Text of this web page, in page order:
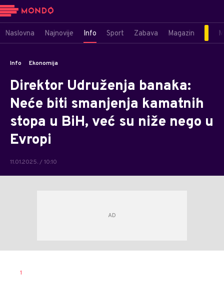
Naslovna Najnovije Info Sport Zabava Magazin
Info Ekonomija
Direktor Udruženja banaka:
Neće biti smanjenja kamatnih
stopa u BiH, već su niže nego u
Evropi
11.01.2025. / 10:10
AUTOR
1